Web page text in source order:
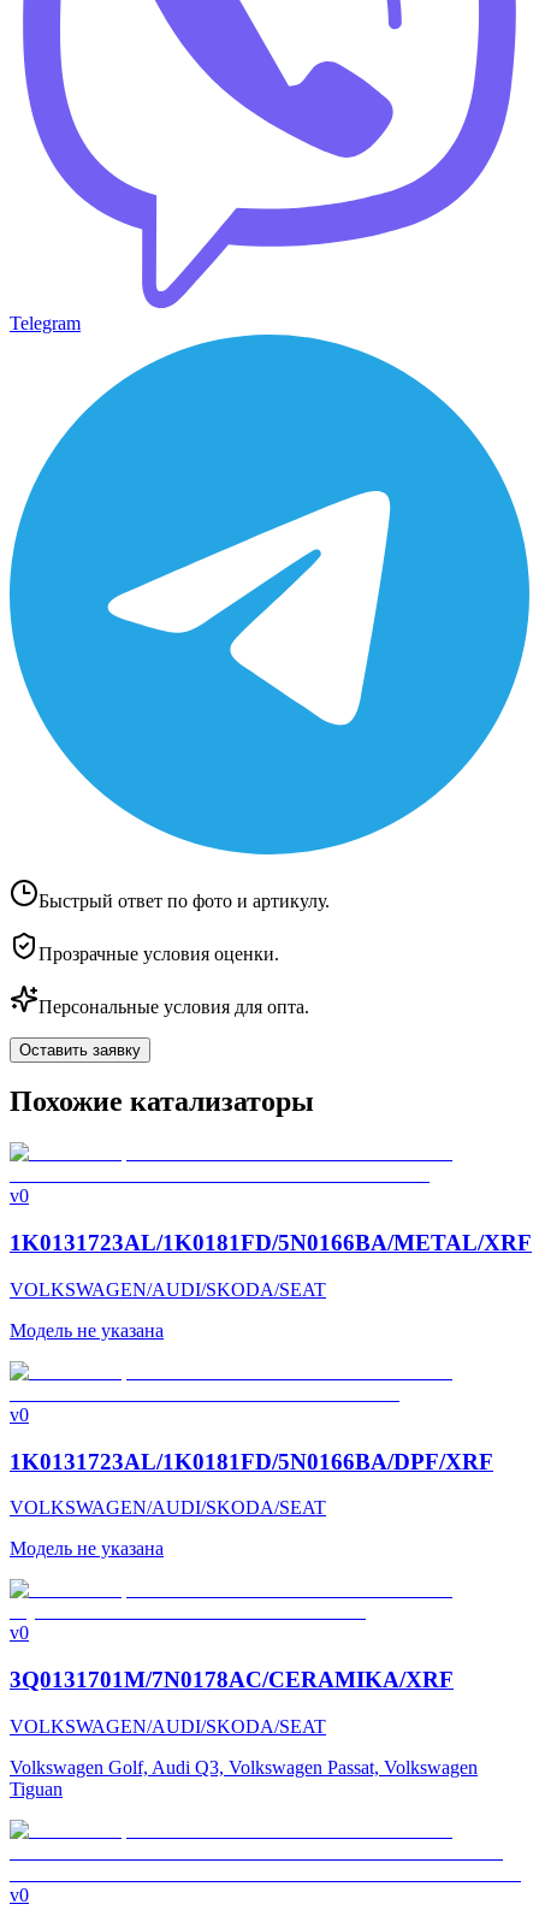
Telegram
Быстрый ответ по фото и артикулу.
Прозрачные условия оценки.
Персональные условия для опта.
Оставить заявку
Похожие катализаторы
v0
1K0131723AL/1K0181FD/5N0166BA/METAL/XRF
VOLKSWAGEN/AUDI/SKODA/SEAT
Модель не указана
v0
1K0131723AL/1K0181FD/5N0166BA/DPF/XRF
VOLKSWAGEN/AUDI/SKODA/SEAT
Модель не указана
v0
3Q0131701M/7N0178AC/CERAMIKA/XRF
VOLKSWAGEN/AUDI/SKODA/SEAT
Volkswagen Golf, Audi Q3, Volkswagen Passat, Volkswagen
Tiguan
v0